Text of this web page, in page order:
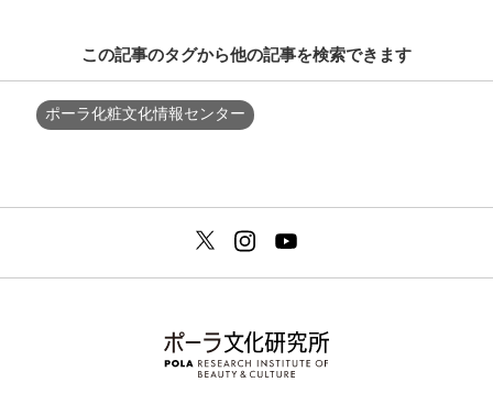
この記事のタグから他の記事を検索できます
ポーラ化粧文化情報センター